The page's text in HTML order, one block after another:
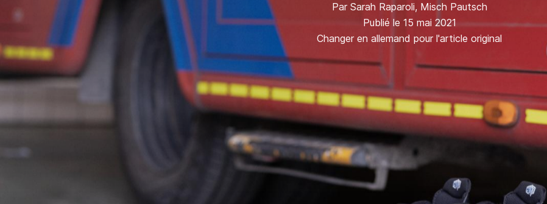
Par Sarah Raparoli, Misch Pautsch
Publié le 15 mai 2021
Changer en allemand pour l'article original